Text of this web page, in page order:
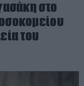
στο
του